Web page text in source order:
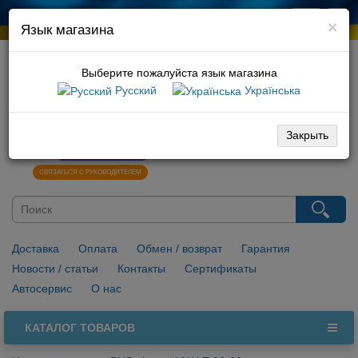
066 729 10 01
СВЯЗАТЬСЯ С РУКОВОДИТЕЛЕМ
Доставка Оплата Обмен / возврат
Гарантия
Новости / статьи
Контакты
Сертификаты
Автосервис
О нас
КАТАЛОГ ТОВАРОВ
×
Язык магазина
Выберите пожалуйста язык магазина
Русский
Українська
Закрыть